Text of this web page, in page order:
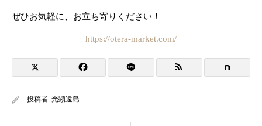
ぜひお気軽に、お立ち寄りください！
https://otera-market.com/
投稿者: 光顕遠島